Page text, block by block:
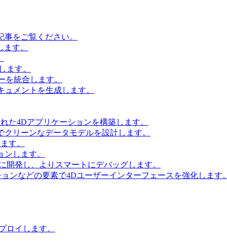
をご覧ください。
す。
ます。
統合します。
メントを生成します。
た4Dアプリケーションを構築します。
クリーンなデータモデルを設計します。
す。
します。
発し、よりスマートにデバッグします。
ンなどの要素で4Dユーザーインターフェースを強化します。
ロイします。